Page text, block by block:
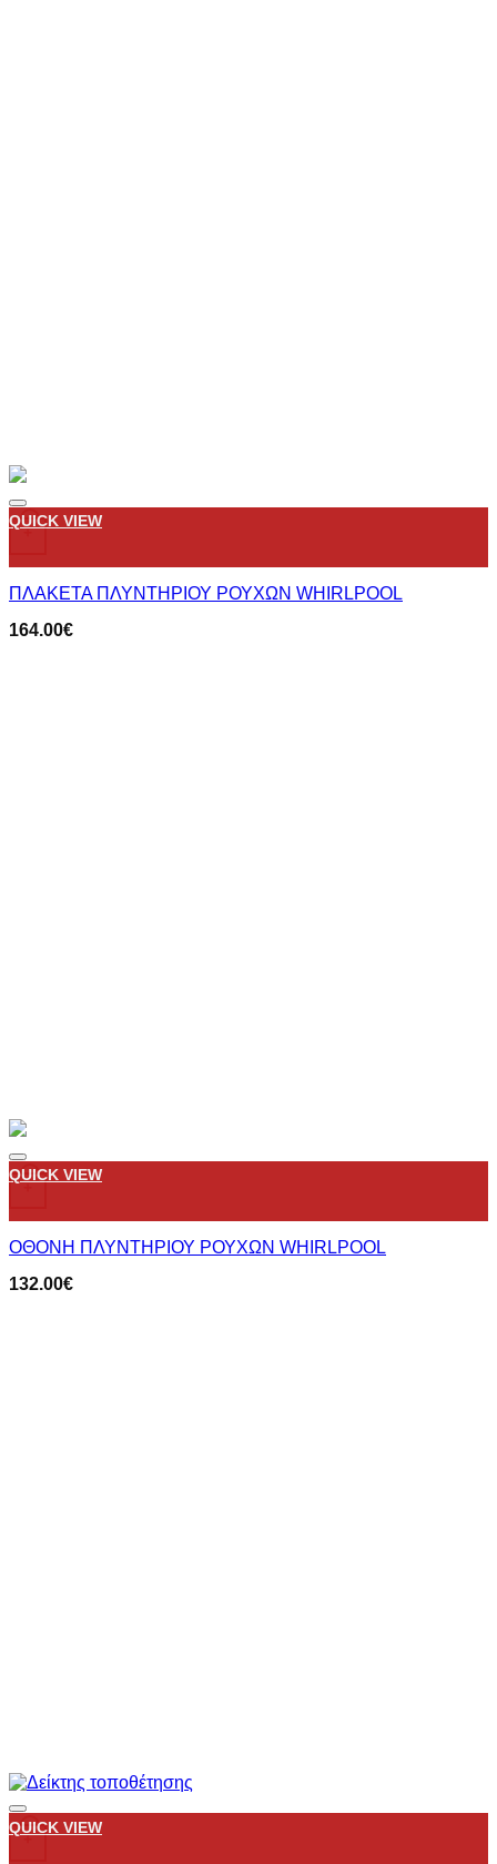
Add to wishlist
+
QUICK VIEW
ΠΛΑΚΕΤΑ ΠΛΥΝΤΗΡΙΟΥ ΡΟΥΧΩΝ WHIRLPOOL
164.00€
Add to wishlist
+
QUICK VIEW
ΟΘΟΝΗ ΠΛΥΝΤΗΡΙΟΥ ΡΟΥΧΩΝ WHIRLPOOL
132.00€
Add to wishlist
+
QUICK VIEW